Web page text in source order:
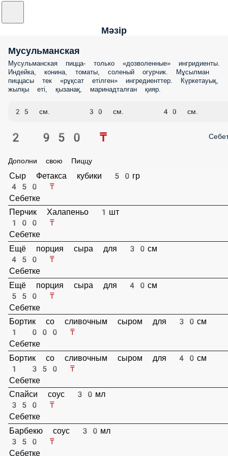
Мәзір
Мусульманская
Мусульманская пицца- только «дозволенные» ингридиенты.
Индейка, конина, томаты, соленый огурчик. Мұсылман
пиццасы тек «рұқсат етілген» ингредиенттер. Күркетауық,
жылқы еті, қызанақ, маринадталған қияр.
25 см. 30 см. 40 см.
2 950 ₸
Дополни свою Пиццу
Сыр Фетакса кубики 50гр
450 ₸
Себетке
Перчик Халапеньо 1шт
100 ₸
Себетке
Ещё порция сыра для 30см
450 ₸
Себетке
Ещё порция сыра для 40см
550 ₸
Себетке
Бортик со сливочным сыром для 30см
1 000 ₸
Себетке
Бортик со сливочным сыром для 40см
1 350 ₸
Себетке
Спайси соус 30мл
350 ₸
Себетке